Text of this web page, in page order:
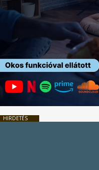
HIRDETÉS